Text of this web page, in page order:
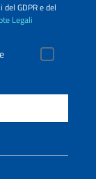
GDPR e del
Legali